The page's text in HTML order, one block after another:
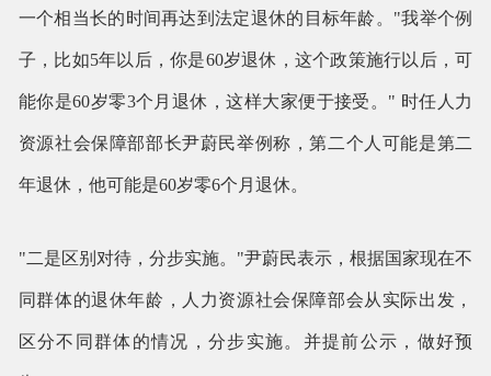
一个相当长的时间再达到法定退休的目标年龄。"我举个例
子，比如5年以后，你是60岁退休，这个政策施行以后，可
能你是60岁零3个月退休，这样大家便于接受。" 时任人力
资源社会保障部部长尹蔚民举例称，第二个人可能是第二
年退休，他可能是60岁零6个月退休。
"二是区别对待，分步实施。"尹蔚民表示，根据国家现在不
同群体的退休年龄，人力资源社会保障部会从实际出发，
区分不同群体的情况，分步实施。并提前公示，做好预